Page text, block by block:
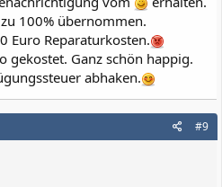
100% übernommen.
Euro Reparaturkosten.
gekostet. Ganz schön happig.
abhaken.
#9